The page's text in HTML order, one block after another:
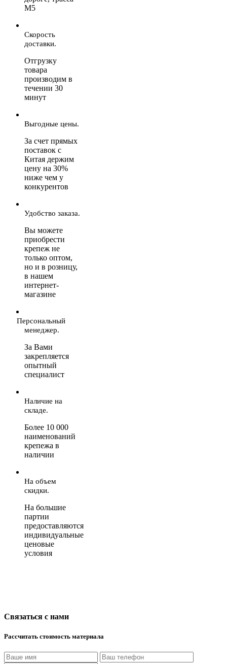
М5
Скорость
доставки.
Отгрузку
товара
производим в
течении 30
минут
Выгодные цены.
За счет прямых
поставок с
Китая держим
цену на 30%
ниже чем у
конкурентов
Удобство заказа.
Вы можете
приобрести
крепеж не
только оптом,
но и в розницу,
в нашем
интернет-
магазине
Персональный
менеджер.
За Вами
закрепляется
опытный
специалист
Наличие на
складе.
Более 10 000
наименований
крепежа в
наличии
На объем
скидки.
На большие
партии
предоставляются
индивидуальные
ценовые
условия
Связаться с нами
Рассчитать стоимость материала